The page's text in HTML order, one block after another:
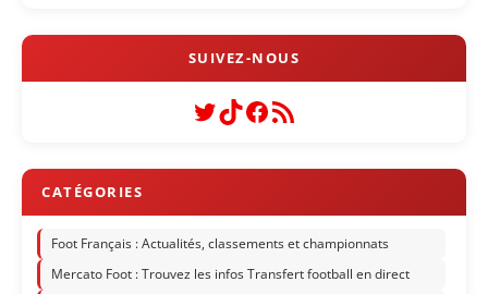
Twitter
TikTok
Facebook
Flux RSS
Foot Français : Actualités, classements et championnats
Mercato Foot : Trouvez les infos Transfert football en direct